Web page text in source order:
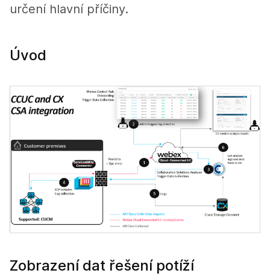
určení hlavní příčiny.
Úvod
Zobrazení dat řešení potíží